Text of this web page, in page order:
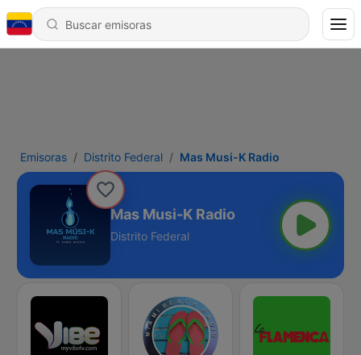
Emisoras Distrito Federal Mas Musi-K Radio
Mas Musi-K Radio
Distrito Federal